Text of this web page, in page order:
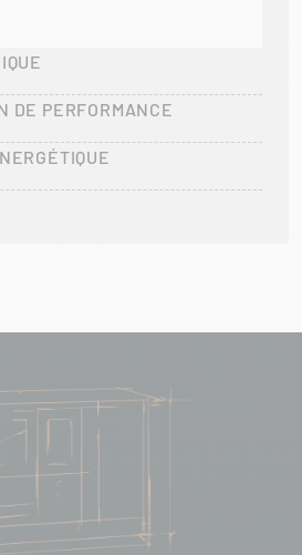
quotidien.
parfaite dans votre cuisine, la
pieds de mise à niveau qui
optimale. Le tiroir à bois
de rangement pratique pour
cuisine, alliant esthétique,
le plaisir de cuisiner au
d’un équipement
DE PERFORMANCE